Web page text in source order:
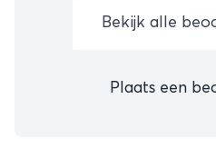
Bekijk alle
Plaats een